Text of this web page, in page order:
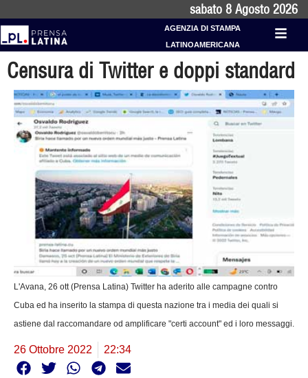
sabato 8 Agosto 2026
AGENZIA DI STAMPA
LATINOAMERICANA
Censura di Twitter e doppi standard
L'Avana, 26 ott (Prensa Latina) Twitter ha aderito alle campagne contro
Cuba ed ha inserito la stampa di questa nazione tra i media dei quali si
astiene dal raccomandare od amplificare "certi account" ed i loro messaggi.
26 Ottobre 2022 22:34